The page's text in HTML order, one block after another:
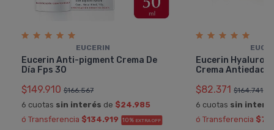
EUCERIN
Eucerin Anti-pigment Crema De
Día Fps 30
$149.910 $166.567
6 cuotas sin interés de $24.985
ó Transferencia $134.919 10% EXTRA OFF
Eucerin
Crema Antiedad
$82.371 $164.741
6 cuotas sin
ó Transferencia